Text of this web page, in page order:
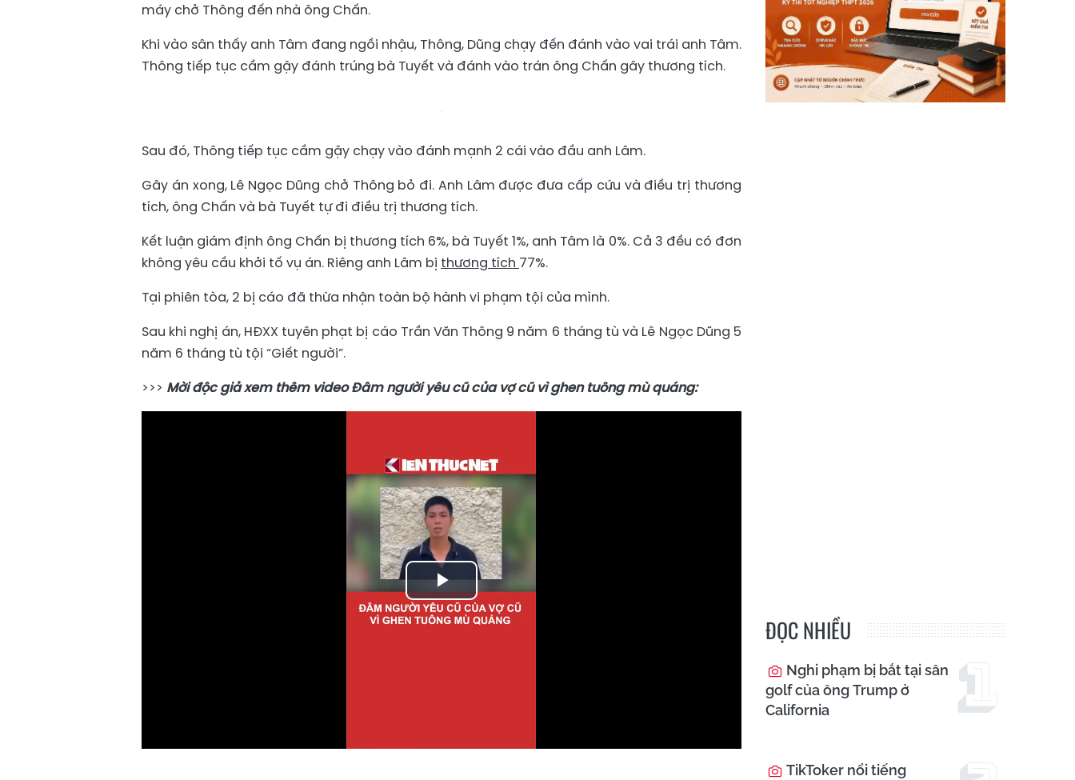
máy chở Thông đến nhà ông Chấn.
Khi vào sân thấy anh Tâm đang ngồi nhậu, Thông, Dũng chạy đến đánh vào vai trái anh Tâm.
Thông tiếp tục cầm gậy đánh trúng bà Tuyết và đánh vào trán ông Chấn gây thương tích.
Sau đó, Thông tiếp tục cầm gậy chạy vào đánh mạnh 2 cái vào đầu anh Lâm.
Gây án xong, Lê Ngọc Dũng chở Thông bỏ đi. Anh Lâm được đưa cấp cứu và điều trị thương
tích, ông Chấn và bà Tuyết tự đi điều trị thương tích.
Kết luận giám định ông Chấn bị thương tích 6%, bà Tuyết 1%, anh Tâm là 0%. Cả 3 đều có đơn
không yêu cầu khởi tố vụ án. Riêng anh Lâm bị thương tích 77%.
Tại phiên tòa, 2 bị cáo đã thừa nhận toàn bộ hành vi phạm tội của mình.
Sau khi nghị án, HĐXX tuyên phạt bị cáo Trần Văn Thông 9 năm 6 tháng tù và Lê Ngọc Dũng 5
năm 6 tháng tù tội “Giết người”.
>>> Mời độc giả xem thêm video Đâm người yêu cũ của vợ cũ vì ghen tuông mù quáng:
Play
Video
ĐỌC NHIỀU
Nghi phạm bị bắt tại sân
golf của ông Trump ở
California
TikToker nổi tiếng